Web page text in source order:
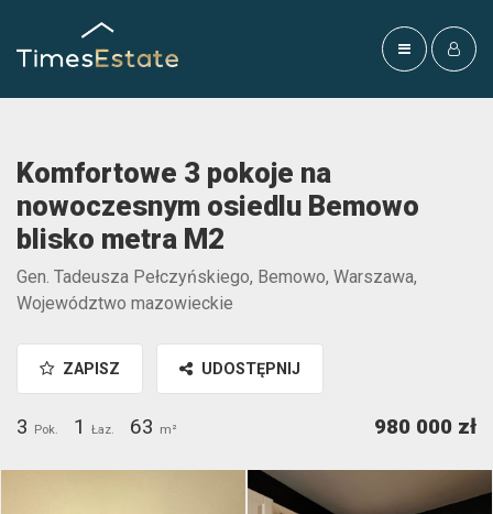
Komfortowe 3 pokoje na
nowoczesnym osiedlu Bemowo
blisko metra M2
Gen. Tadeusza Pełczyńskiego, Bemowo, Warszawa,
Województwo mazowieckie
ZAPISZ UDOSTĘPNIJ
3 Pok. 1 Łaz. 63 m² 980 000 zł